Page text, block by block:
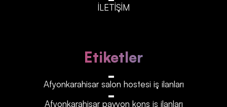
İLETİŞİM
Etiketler
Afyonkarahisar‎‎‎‎ salon hostesi iş ilanları
Afyonkarahisar‎‎‎‎ pavyon kons iş ilanları